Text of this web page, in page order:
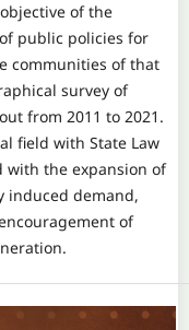
of the
public policies for
communities of that
survey of
from 2011 to 2021.
field with State Law
with the expansion of
induced demand,
of